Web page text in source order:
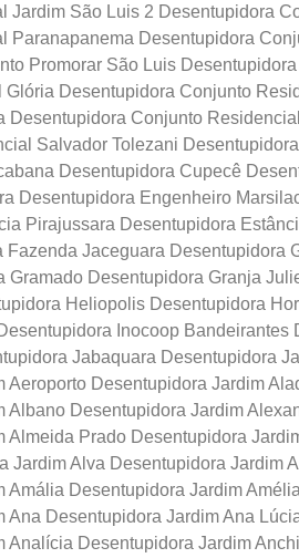
Jardim São Luis 2 Desentupidora
Paranapanema Desentupidora
Promorar São Luis
Desentupidora Conjunto
Desentupidora Conjunto
Salvador Tolezani
Desentupidora Cupecê
Desentupidora Engenheiro
Pirajussara Desentupidora
Fazenda Jaceguara Desentupidora
Gramado Desentupidora Granja
Heliopolis Desentupidora
Inocoop
Jabaquara Desentupidora
Aeroporto Desentupidora Jardim
Albano Desentupidora Jardim
Almeida Prado Desentupidora
Jardim Alva Desentupidora Jardim
Amália Desentupidora Jardim
Ana Desentupidora Jardim Ana
Analícia Desentupidora Jardim